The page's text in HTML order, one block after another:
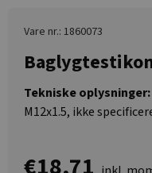
Vare nr.: 1860073
Tekniske oplysninger:
M12x1.5, ikke